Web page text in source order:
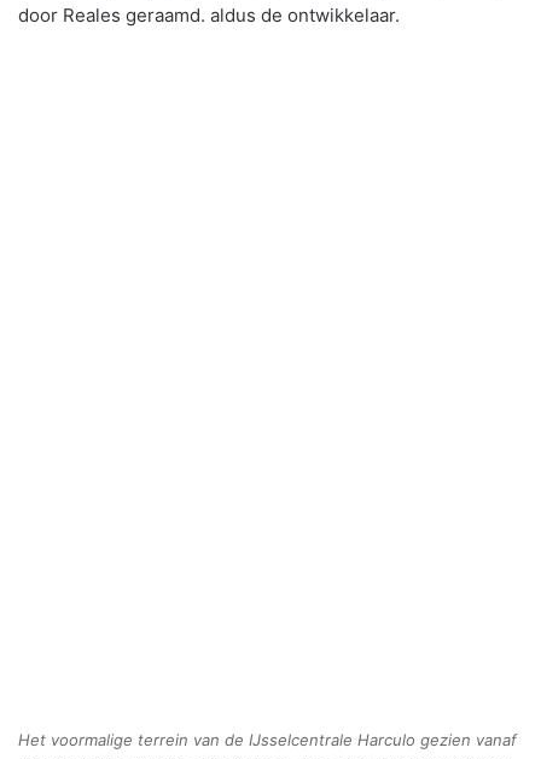
door Reales geraamd. aldus de ontwikkelaar.
Het voormalige terrein van de IJsselcentrale Harculo gezien vanaf